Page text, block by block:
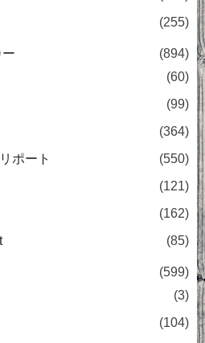
(255)
(894)
(60)
(99)
(364)
ポート
(550)
(121)
(162)
(85)
(599)
(3)
(104)